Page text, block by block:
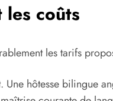
coûts
les tarifs
hôtesse bilingue